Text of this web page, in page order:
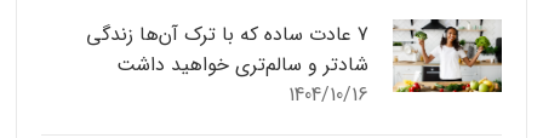
7 عادت ساده که با ترک آن‌ها زندگی
شادتر و سالم‌تری خواهید داشت
1404/10/16